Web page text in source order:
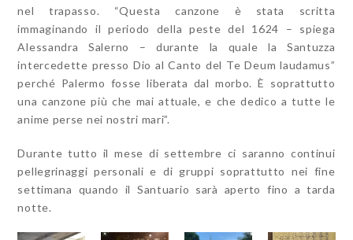
nel trapasso. “Questa canzone è stata scritta
immaginando il periodo della peste del 1624 – spiega
Alessandra Salerno – durante la quale la Santuzza
intercedette presso Dio al Canto del Te Deum laudamus”
perché Palermo fosse liberata dal morbo. È soprattutto
una canzone più che mai attuale, e che dedico a tutte le
anime perse nei nostri mari”.
Durante tutto il mese di settembre ci saranno continui
pellegrinaggi personali e di gruppi soprattutto nei fine
settimana quando il Santuario sarà aperto fino a tarda
notte.